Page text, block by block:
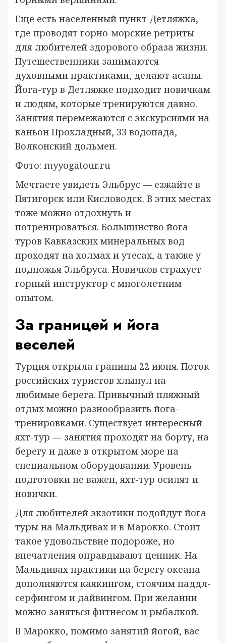
Еще есть населенный пункт Детляжка,
где проводят горно-морские ретриты
для любителей здорового образа жизни.
Путешественники занимаются
духовными практиками, делают асаны.
Йога-тур в Детляжке подходит новичкам
и людям, которые тренируются давно.
Занятия перемежаются с экскурсиями на
каньон Прохладный, 33 водопада,
Волконский дольмен.
Фото: myyogatour.ru
Мечтаете увидеть Эльбрус — езжайте в
Пятигорск или Кисловодск. В этих местах
тоже можно отдохнуть и
потренироваться. Большинство йога-
туров Кавказских минеральных вод
проходят на холмах и утесах, а также у
подножья Эльбруса. Новичков страхует
горный инструктор с многолетним
опытом.
За границей и йога
веселей
Турция открыла границы 22 июня. Поток
российских туристов хлынул на
любимые берега. Привычный пляжный
отдых можно разнообразить йога-
тренировками. Существует интересный
яхт-тур — занятия проходят на борту, на
берегу и даже в открытом море на
специальном оборудовании. Уровень
подготовки не важен, яхт-тур осилят и
новички.
Для любителей экзотики подойдут йога-
туры на Мальдивах и в Марокко. Стоит
такое удовольствие подороже, но
впечатления оправдывают ценник. На
Мальдивах практики на берегу океана
дополняются каякингом, стоячим паддл-
серфингом и дайвингом. При желании
можно заняться фитнесом и рыбалкой.
В Марокко, помимо занятий йогой, вас